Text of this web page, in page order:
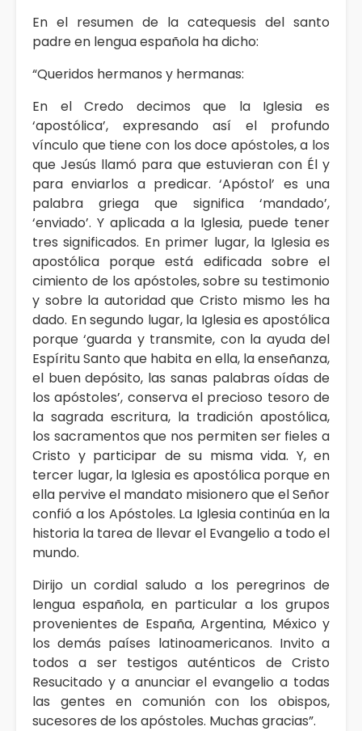
En el resumen de la catequesis del santo
padre en lengua española ha dicho:
“Queridos hermanos y hermanas:
En el Credo decimos que la Iglesia es
‘apostólica’, expresando así el profundo
vínculo que tiene con los doce apóstoles, a los
que Jesús llamó para que estuvieran con Él y
para enviarlos a predicar. ‘Apóstol’ es una
palabra griega que significa ‘mandado’,
‘enviado’. Y aplicada a la Iglesia, puede tener
tres significados. En primer lugar, la Iglesia es
apostólica porque está edificada sobre el
cimiento de los apóstoles, sobre su testimonio
y sobre la autoridad que Cristo mismo les ha
dado. En segundo lugar, la Iglesia es apostólica
porque ‘guarda y transmite, con la ayuda del
Espíritu Santo que habita en ella, la enseñanza,
el buen depósito, las sanas palabras oídas de
los apóstoles’, conserva el precioso tesoro de
la sagrada escritura, la tradición apostólica,
los sacramentos que nos permiten ser fieles a
Cristo y participar de su misma vida. Y, en
tercer lugar, la Iglesia es apostólica porque en
ella pervive el mandato misionero que el Señor
confió a los Apóstoles. La Iglesia continúa en la
historia la tarea de llevar el Evangelio a todo el
mundo.
Dirijo un cordial saludo a los peregrinos de
lengua española, en particular a los grupos
provenientes de España, Argentina, México y
los demás países latinoamericanos. Invito a
todos a ser testigos auténticos de Cristo
Resucitado y a anunciar el evangelio a todas
las gentes en comunión con los obispos,
sucesores de los apóstoles. Muchas gracias”.